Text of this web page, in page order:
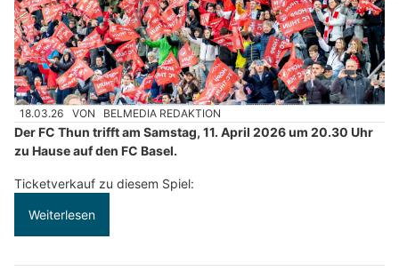
18.03.26 VON BELMEDIA REDAKTION
Der FC Thun trifft am Samstag, 11. April 2026 um 20.30 Uhr
zu Hause auf den FC Basel.
Ticketverkauf zu diesem Spiel:
Weiterlesen